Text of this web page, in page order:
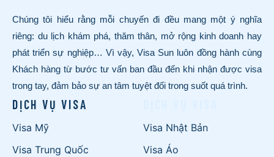
Chúng tôi hiểu rằng mỗi chuyến đi đều mang một ý nghĩa
riêng: du lịch khám phá, thăm thân, mở rộng kinh doanh hay
phát triển sự nghiệp… Vì vậy, Visa Sun luôn đồng hành cùng
Khách hàng từ bước tư vấn ban đầu đến khi nhận được visa
trong tay, đảm bảo sự an tâm tuyệt đối trong suốt quá trình.
DỊCH VỤ VISA
Visa Mỹ
Visa Trung Quốc
Visa Nhật Bản
Visa Áo